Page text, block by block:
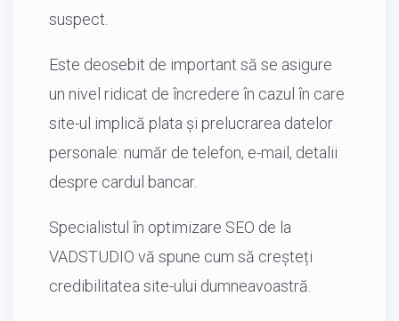
suspect.
Este deosebit de important să se asigure
un nivel ridicat de încredere în cazul în care
site-ul implică plata și prelucrarea datelor
personale: număr de telefon, e-mail, detalii
despre cardul bancar.
Specialistul în optimizare SEO de la
VADSTUDIO vă spune cum să creșteți
credibilitatea site-ului dumneavoastră.